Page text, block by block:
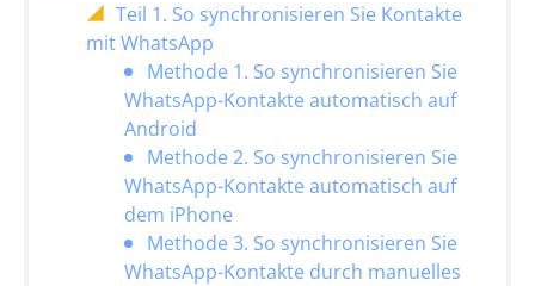
Teil 1. So synchronisieren Sie Kontakte
mit WhatsApp
Methode 1. So synchronisieren Sie
WhatsApp-Kontakte automatisch auf
Android
Methode 2. So synchronisieren Sie
WhatsApp-Kontakte automatisch auf
dem iPhone
Methode 3. So synchronisieren Sie
WhatsApp-Kontakte durch manuelles